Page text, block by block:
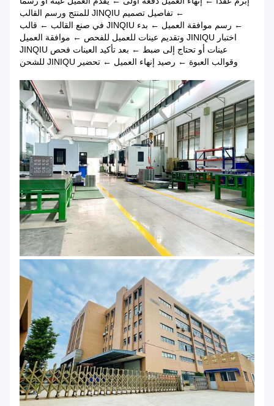
← تفاصيل تصميم JINQIU للمنتج ورسم القالب
← رسم موافقة العميل ← بدء JINQIU في صنع القالب ← قالب
اختبار JINIQU وتقديم عينات للعميل للفحص ← موافقة العميل
عينات أو تحتاج إلى ضبط ← بعد تأكيد العينات فحص JINQIU
وقوالب العبوة ← رصيد إنهاء العميل ← تحضير JINIQU للشحن